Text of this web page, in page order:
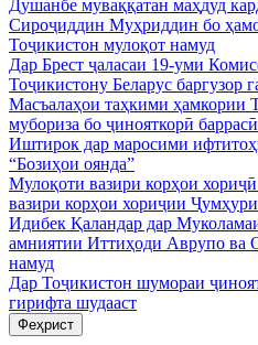
Душанбе муваққатан маҳдуд
Сироҷиддин Муҳриддин бо
Тоҷикистон мулоқот намуд
Дар Брест ҷаласаи 19-уми
Тоҷикистону Беларус баргузор
Масъалаҳои таҳкими ҳамкории
мубориза бо ҷинояткорӣ
Иштирок дар маросими
“Бозиҳои оянда”
Мулоқоти вазири корҳои
вазири корҳои хориҷии
Идибек Қаландар дар
амниятии Иттиҳоди Аврупо ва
намуд
Дар Тоҷикистон шумораи
гирифта шудааст
Феҳрист